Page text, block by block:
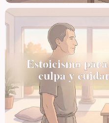
Estoicismo
culpa y